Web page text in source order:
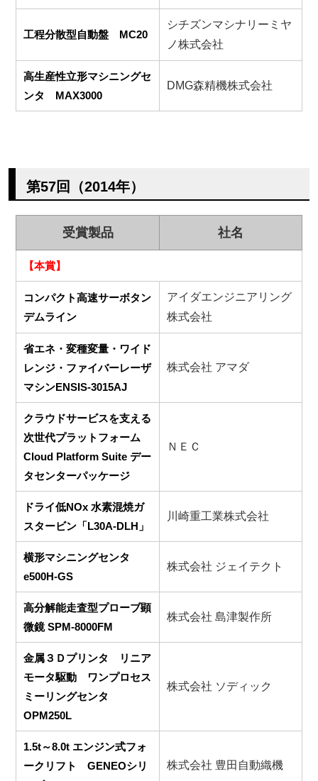
工程分散型自動盤 MC20
シチズンマシナリーミヤ
ノ株式会社
高生産性立形マシニングセ
ンタ MAX3000
DMG森精機株式会社
第57回（2014年）
受賞製品 社名
【本賞】
コンパクト高速サーボタン
デムライン
アイダエンジニアリング
株式会社
省エネ・変種変量・ワイド
レンジ・ファイバーレーザ
マシンENSIS-3015AJ
株式会社 アマダ
クラウドサービスを支える
次世代プラットフォーム
Cloud Platform Suite デー
タセンターパッケージ
ＮＥＣ
ドライ低NOx 水素混焼ガ
スタービン「L30A-DLH」
川崎重工業株式会社
横形マシニングセンタ
e500H-GS
株式会社 ジェイテクト
高分解能走査型プローブ顕
微鏡 SPM-8000FM
株式会社 島津製作所
金属３Ｄプリンタ リニア
モータ駆動 ワンプロセス
ミーリングセンタ
OPM250L
株式会社 ソディック
1.5t～8.0t エンジン式フォ
ークリフト GENEOシリ
株式会社 豊田自動織機